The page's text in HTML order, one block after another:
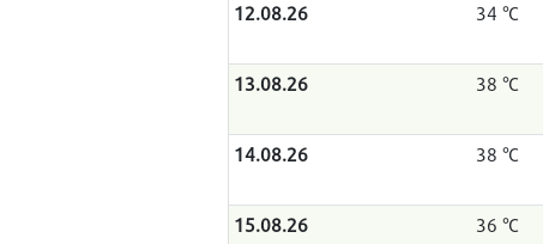
12.08.26 34 °C
13.08.26 38 °C
14.08.26 38 °C
15.08.26 36 °C